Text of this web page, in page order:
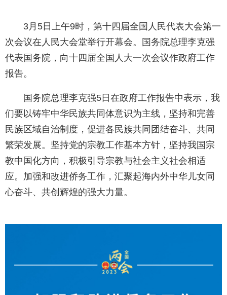
3月5日上午9时，第十四届全国人民代表大会第一
次会议在人民大会堂举行开幕会。国务院总理李克强
代表国务院，向十四届全国人大一次会议作政府工作
报告。
国务院总理李克强5日在政府工作报告中表示，我
们要以铸牢中华民族共同体意识为主线，坚持和完善
民族区域自治制度，促进各民族共同团结奋斗、共同
繁荣发展。坚持党的宗教工作基本方针，坚持我国宗
教中国化方向，积极引导宗教与社会主义社会相适
应。加强和改进侨务工作，汇聚起海内外中华儿女同
心奋斗、共创辉煌的强大力量。